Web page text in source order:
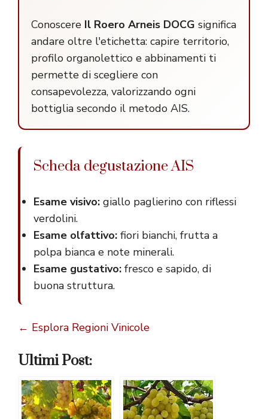
Conoscere Il Roero Arneis DOCG significa
andare oltre l'etichetta: capire territorio,
profilo organolettico e abbinamenti ti
permette di scegliere con
consapevolezza, valorizzando ogni
bottiglia secondo il metodo AIS.
Scheda degustazione AIS
Esame visivo: giallo paglierino con riflessi
verdolini.
Esame olfattivo: fiori bianchi, frutta a
polpa bianca e note minerali.
Esame gustativo: fresco e sapido, di
buona struttura.
← Esplora Regioni Vinicole
Ultimi Post: